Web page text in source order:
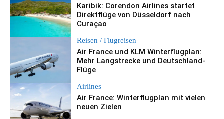
Karibik: Corendon Airlines startet
Direktflüge von Düsseldorf nach
Curaçao
Reisen / Flugreisen
Air France und KLM Winterflugplan:
Mehr Langstrecke und Deutschland-
Flüge
Airlines
Air France: Winterflugplan mit vielen
neuen Zielen